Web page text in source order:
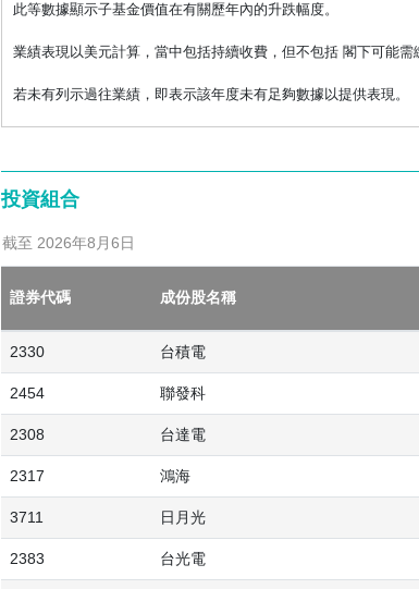
此等數據顯示子基金價值在有關歷年內的升跌幅度。
業績表現以美元計算，當中包括持續收費，但不包括 閣下可能
若未有列示過往業績，即表示該年度未有足夠數據以提供表現。
投資組合
截至 2026年8月6日
證券代碼 成份股名稱
2330 台積電
2454 聯發科
2308 台達電
2317 鴻海
3711 日月光
2383 台光電